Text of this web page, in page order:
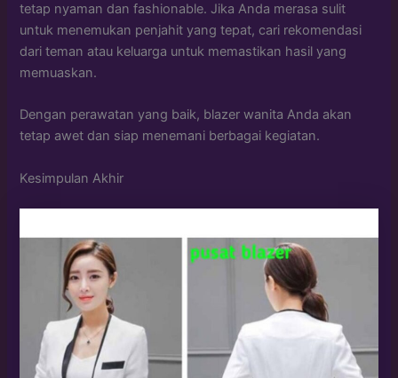
tetap nyaman dan fashionable. Jika Anda merasa sulit
untuk menemukan penjahit yang tepat, cari rekomendasi
dari teman atau keluarga untuk memastikan hasil yang
memuaskan.
Dengan perawatan yang baik, blazer wanita Anda akan
tetap awet dan siap menemani berbagai kegiatan.
Kesimpulan Akhir